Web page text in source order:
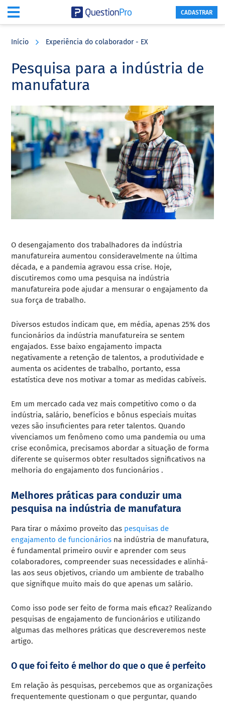
content
sidebar
CADASTRAR
Início Experiência do colaborador - EX
Pesquisa para a indústria de
manufatura
O desengajamento dos trabalhadores da indústria
manufatureira aumentou consideravelmente na última
década, e a pandemia agravou essa crise. Hoje,
discutiremos como uma pesquisa na indústria
manufatureira pode ajudar a mensurar o engajamento da
sua força de trabalho.
Diversos estudos indicam que, em média, apenas 25% dos
funcionários da indústria manufatureira se sentem
engajados. Esse baixo engajamento impacta
negativamente a retenção de talentos, a produtividade e
aumenta os acidentes de trabalho, portanto, essa
estatística deve nos motivar a tomar as medidas cabíveis.
Em um mercado cada vez mais competitivo como o da
indústria, salário, benefícios e bônus especiais muitas
vezes são insuficientes para reter talentos. Quando
vivenciamos um fenômeno como uma pandemia ou uma
crise econômica, precisamos abordar a situação de forma
diferente se quisermos obter resultados significativos na
melhoria do engajamento dos funcionários .
Melhores práticas para conduzir uma
pesquisa na indústria de manufatura
Para tirar o máximo proveito das pesquisas de
engajamento de funcionários na indústria de manufatura,
é fundamental primeiro ouvir e aprender com seus
colaboradores, compreender suas necessidades e alinhá-
las aos seus objetivos, criando um ambiente de trabalho
que signifique muito mais do que apenas um salário.
Como isso pode ser feito de forma mais eficaz? Realizando
pesquisas de engajamento de funcionários e utilizando
algumas das melhores práticas que descreveremos neste
artigo.
O que foi feito é melhor do que o que é perfeito
Em relação às pesquisas, percebemos que as organizações
frequentemente questionam o que perguntar, quando